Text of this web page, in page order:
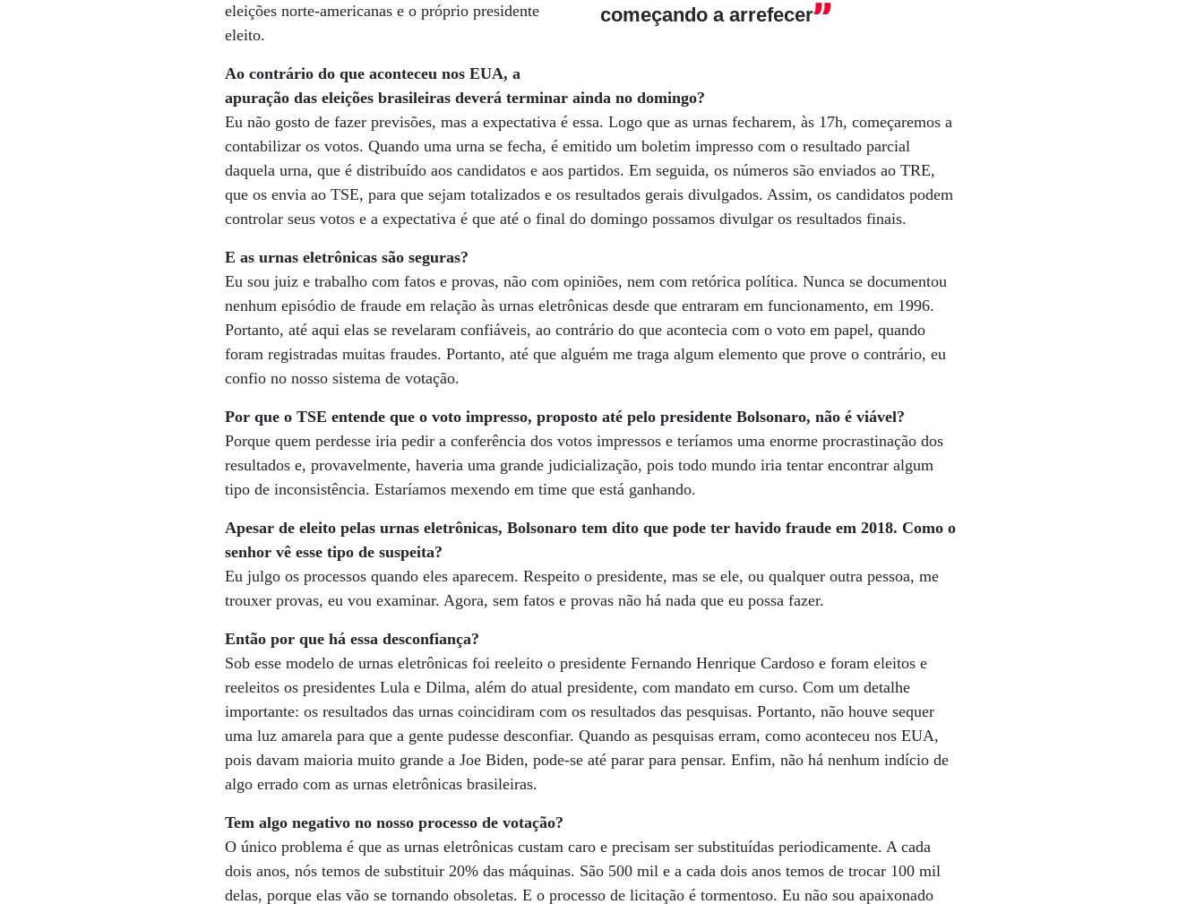
começando a arrefecer
eleições norte-americanas e o próprio presidente
eleito.
Ao contrário do que aconteceu nos EUA, a
apuração das eleições brasileiras deverá terminar ainda no domingo?
Eu não gosto de fazer previsões, mas a expectativa é essa. Logo que as urnas fecharem, às 17h, começaremos a
contabilizar os votos. Quando uma urna se fecha, é emitido um boletim impresso com o resultado parcial
daquela urna, que é distribuído aos candidatos e aos partidos. Em seguida, os números são enviados ao TRE,
que os envia ao TSE, para que sejam totalizados e os resultados gerais divulgados. Assim, os candidatos podem
controlar seus votos e a expectativa é que até o final do domingo possamos divulgar os resultados finais.
E as urnas eletrônicas são seguras?
Eu sou juiz e trabalho com fatos e provas, não com opiniões, nem com retórica política. Nunca se documentou
nenhum episódio de fraude em relação às urnas eletrônicas desde que entraram em funcionamento, em 1996.
Portanto, até aqui elas se revelaram confiáveis, ao contrário do que acontecia com o voto em papel, quando
foram registradas muitas fraudes. Portanto, até que alguém me traga algum elemento que prove o contrário, eu
confio no nosso sistema de votação.
Por que o TSE entende que o voto impresso, proposto até pelo presidente Bolsonaro, não é viável?
Porque quem perdesse iria pedir a conferência dos votos impressos e teríamos uma enorme procrastinação dos
resultados e, provavelmente, haveria uma grande judicialização, pois todo mundo iria tentar encontrar algum
tipo de inconsistência. Estaríamos mexendo em time que está ganhando.
Apesar de eleito pelas urnas eletrônicas, Bolsonaro tem dito que pode ter havido fraude em 2018. Como o
senhor vê esse tipo de suspeita?
Eu julgo os processos quando eles aparecem. Respeito o presidente, mas se ele, ou qualquer outra pessoa, me
trouxer provas, eu vou examinar. Agora, sem fatos e provas não há nada que eu possa fazer.
Então por que há essa desconfiança?
Sob esse modelo de urnas eletrônicas foi reeleito o presidente Fernando Henrique Cardoso e foram eleitos e
reeleitos os presidentes Lula e Dilma, além do atual presidente, com mandato em curso. Com um detalhe
importante: os resultados das urnas coincidiram com os resultados das pesquisas. Portanto, não houve sequer
uma luz amarela para que a gente pudesse desconfiar. Quando as pesquisas erram, como aconteceu nos EUA,
pois davam maioria muito grande a Joe Biden, pode-se até parar para pensar. Enfim, não há nenhum indício de
algo errado com as urnas eletrônicas brasileiras.
Tem algo negativo no nosso processo de votação?
O único problema é que as urnas eletrônicas custam caro e precisam ser substituídas periodicamente. A cada
dois anos, nós temos de substituir 20% das máquinas. São 500 mil e a cada dois anos temos de trocar 100 mil
delas, porque elas vão se tornando obsoletas. E o processo de licitação é tormentoso. Eu não sou apaixonado